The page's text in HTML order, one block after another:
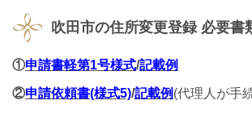
吹田市の住所変更登録 必要書
①申請書軽第1号様式/記載例
②申請依頼書(様式5)/記載例 (代理人が手